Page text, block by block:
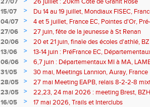
15/07
>
Du 14 au 19 juillet, Mondiaux FISEC,
04/07
>
4 et 5 juillet, France EC, Pointes d'Or,
Meetings Fougères, Quimper, St Renan
27/06 >
27 juin, fête de la jeunesse à St Renan
20/06
>
20 et 21 juin, finale des écoles d'athlé,
13/06
>
13-14 juin : PréFrance EC,
meeting Pacé, meeting Landerneau
06/06 >
6,7 juin : Départementaux MI à MA,
31/05
>
30 mai, Meetings Lannion, Auray,
route, Trails
28/05 >
27 mai Meeting EAPB, relais 8-2-2-8
23/05
>
22,23, 24 mai 2026 : meeting Brest,
16/05
>
17 mai 2026, Trails et Interclubs